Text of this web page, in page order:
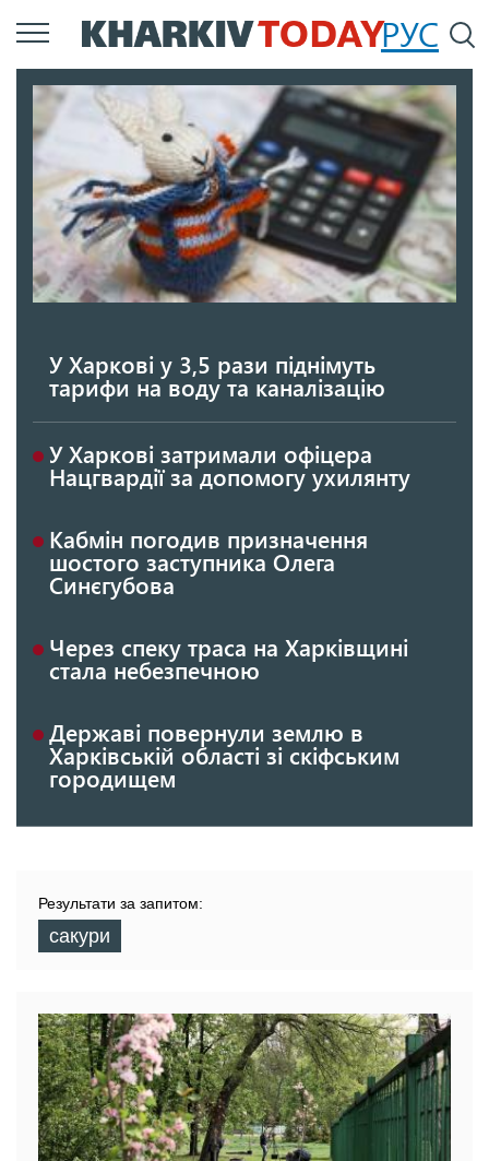
Перейти
до
вмісту
РУС
У Харкові у 3,5 рази піднімуть
тарифи на воду та каналізацію
У Харкові затримали офіцера
Нацгвардії за допомогу ухилянту
Кабмін погодив призначення
шостого заступника Олега
Синєгубова
Через спеку траса на Харківщині
стала небезпечною
Державі повернули землю в
Харківській області зі скіфським
городищем
Результати за запитом:
сакури